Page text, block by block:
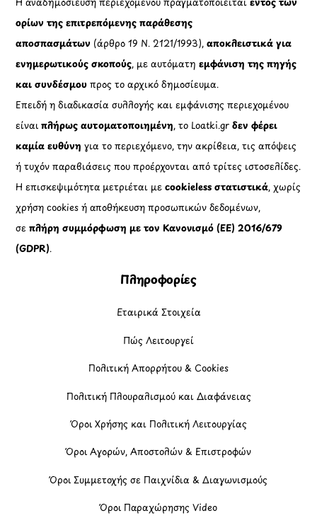
ορίων της επιτρεπόμενης παράθεσης
αποσπασμάτων (άρθρο 19 Ν. 2121/1993), αποκλειστικά για
ενημερωτικούς σκοπούς, με αυτόματηεμφάνιση της πηγής
και συνδέσμου προς το αρχικό δημοσίευμα.
Επειδή η διαδικασία συλλογής και εμφάνισης περιεχομένου
είναιπλήρως αυτοματοποιημένη, το Loatki.grδεν φέρει
καμία ευθύνη για το περιεχόμενο, την ακρίβεια, τις απόψεις
ή τυχόν παραβιάσεις που προέρχονται από τρίτες ιστοσελίδες.
Η επισκεψιμότητα μετριέται μεcookieless στατιστικά, χωρίς
χρήση cookies ή αποθήκευση προσωπικών δεδομένων,
σεπλήρη συμμόρφωση με τον Κανονισμό (ΕΕ) 2016/679
(GDPR).
Πληροφορίες
Εταιρικά Στοιχεία
Πώς Λειτουργεί
Πολιτική Απορρήτου & Cookies
Πολιτική Πλουραλισμού και Διαφάνειας
Όροι Χρήσης και Πολιτική Λειτουργίας
Όροι Αγορών, Αποστολών & Επιστροφών
Όροι Συμμετοχής σε Παιχνίδια & Διαγωνισμούς
Όροι Παραχώρησης Video